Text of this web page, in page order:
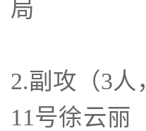
局
2.副攻（3人
11号徐云丽